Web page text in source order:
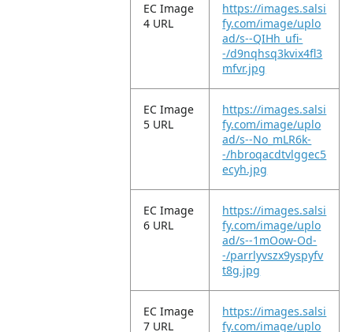
EC Image
4 URL
https://images.salsi
fy.com/image/uplo
ad/s--QIHh_ufi-
-/d9nqhsq3kvix4fl3
mfvr.jpg
EC Image
5 URL
https://images.salsi
fy.com/image/uplo
ad/s--No_mLR6k-
-/hbroqacdtvlggec5
ecyh.jpg
EC Image
6 URL
https://images.salsi
fy.com/image/uplo
ad/s--1mOow-Od-
-/parrlyvszx9yspyfv
t8g.jpg
EC Image
7 URL
https://images.salsi
fy.com/image/uplo